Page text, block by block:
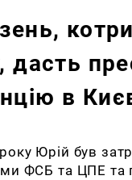
дасть
в
Юрій був
ФСБ та ЦПЕ та